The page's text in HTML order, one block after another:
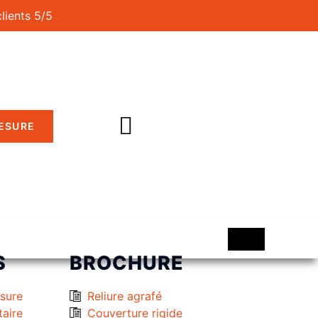
5/5
BROCHURE
Reliure agrafé
Couverture rigide